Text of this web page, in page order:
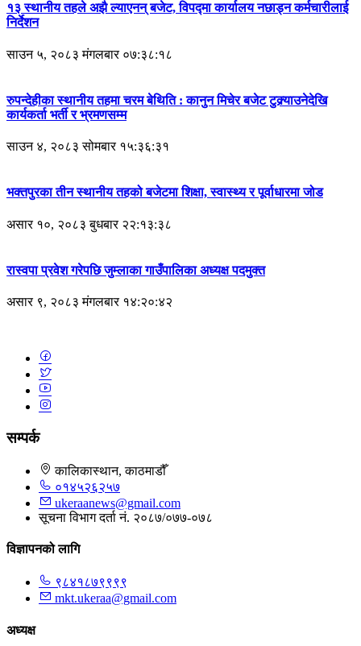
१३ स्थानीय तहले अझै ल्याएनन् बजेट, विपद्मा कार्यालय नछाड्न कर्मचारीलाई
निर्देशन
साउन ५, २०८३ मंगलबार ०७:३८:१८
रुपन्देहीका स्थानीय तहमा चरम बेथिति : कानुन मिचेर बजेट टुक्र्याउनेदेखि
कार्यकर्ता भर्ती र भ्रमणसम्म
साउन ४, २०८३ सोमबार १५:३६:३१
भक्तपुरका तीन स्थानीय तहको बजेटमा शिक्षा, स्वास्थ्य र पूर्वाधारमा जोड
असार १०, २०८३ बुधबार २२:१३:३८
रास्वपा प्रवेश गरेपछि जुम्लाका गाउँपालिका अध्यक्ष पदमुक्त
असार ९, २०८३ मंगलबार १४:२०:४२
सम्पर्क
कालिकास्थान, काठमाडौँ
०१४५२६२५७
ukeraanews@gmail.com
सूचना विभाग दर्ता नं. २०८७/०७७-०७८
विज्ञापनको लागि
९८४१८७९९९९
mkt.ukeraa@gmail.com
अध्यक्ष